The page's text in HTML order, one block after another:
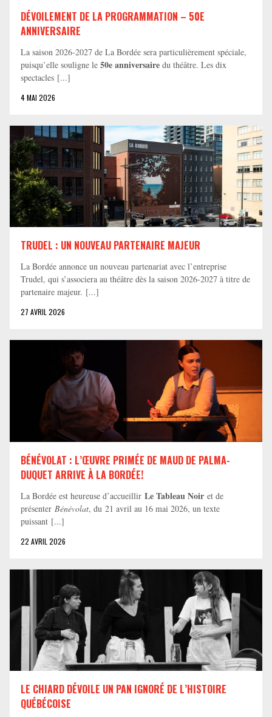
DÉVOILEMENT DE LA PROGRAMMATION – 50E
ANNIVERSAIRE
La saison 2026-2027 de La Bordée sera particulièrement spéciale,
puisqu’elle souligne le 50e anniversaire du théâtre. Les dix
spectacles [...]
4 MAI 2026
TRUDEL : UN NOUVEAU PARTENAIRE MAJEUR
La Bordée annonce un nouveau partenariat avec l’entreprise
Trudel, qui s’associera au théâtre dès la saison 2026-2027 à titre de
partenaire majeur. [...]
27 AVRIL 2026
BÉNÉVOLAT : L’ŒUVRE PRIMÉE DE MAUD DE PALMA-
DUQUET ARRIVE À LA BORDÉE!
La Bordée est heureuse d’accueillir Le Tableau Noir et de
présenter Bénévolat, du 21 avril au 16 mai 2026, un texte
puissant [...]
22 AVRIL 2026
LE CHIARD DÉVOILE UN PAN IGNORÉ DE L’HISTOIRE
QUÉBÉCOISE